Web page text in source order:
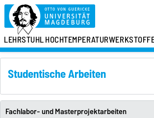
LEHRSTUHL
Studentische Arbeiten
Fachlabor- und Masterprojektarbeiten